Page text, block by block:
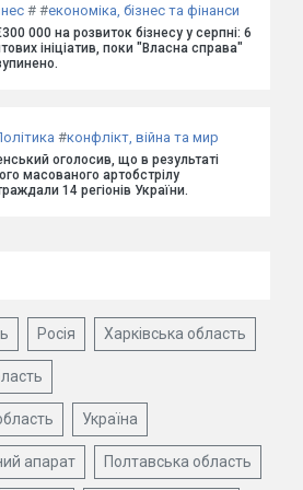
# #економіка, бізнес та фінанси
000 на розвиток бізнесу у серпні: 6
ініціатив, поки "Власна справа"
#конфлікт, війна та мир
оголосив, що в результаті
масованого артобстрілу
14 регіонів України.
Росія Харківська область
Україна
апарат Полтавська область